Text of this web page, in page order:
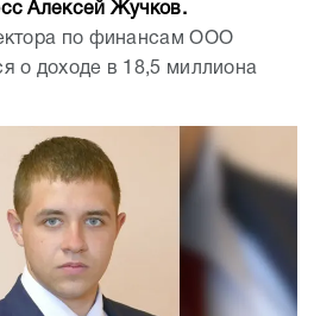
Алексей Жучков.
по финансам ООО
о доходе в 18,5 миллиона